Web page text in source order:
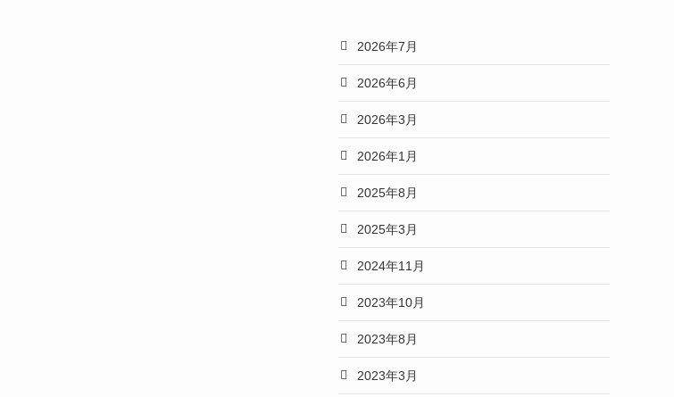
2026年7月
2026年6月
2026年3月
2026年1月
2025年8月
2025年3月
2024年11月
2023年10月
2023年8月
2023年3月